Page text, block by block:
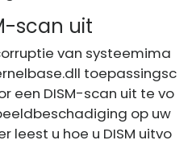
scan uit
van systeemima
toepassingsc
een DISM-scan uit te vo
op uw
leest u hoe u DISM uitvo